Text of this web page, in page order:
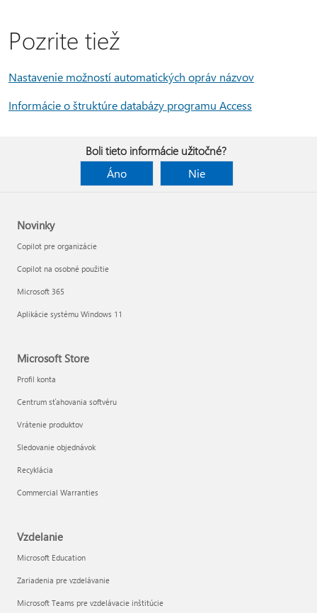
Pozrite tiež
Nastavenie možností automatických opráv názvov
Informácie o štruktúre databázy programu Access
Boli tieto informácie užitočné?
Áno
Nie
Novinky
Copilot pre organizácie
Copilot na osobné použitie
Microsoft 365
Aplikácie systému Windows 11
Microsoft Store
Profil konta
Centrum sťahovania softvéru
Vrátenie produktov
Sledovanie objednávok
Recyklácia
Commercial Warranties
Vzdelanie
Microsoft Education
Zariadenia pre vzdelávanie
Microsoft Teams pre vzdelávacie inštitúcie